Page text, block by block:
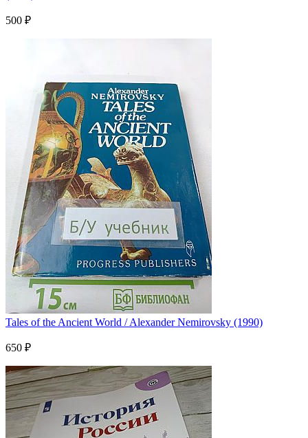
500 ₽
Tales of the Ancient World / Alexander Nemirovsky (1990)
650 ₽